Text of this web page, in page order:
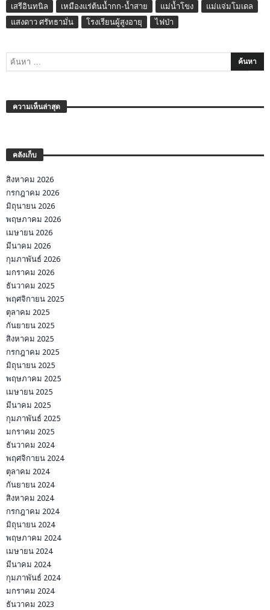
เสรีอินทนิล เหมืองแร่ต้นน้ำกก-น้ำสาย แม่น้ำโขง
แม่แจ่มโมเดล
แสงดาว ศรัทธามั่น
โรงเรียนผู้สูงอายุ ไฟป่า
ความเห็นล่าสุด
คลังเก็บ
สิงหาคม 2026
กรกฎาคม 2026
มิถุนายน 2026
พฤษภาคม 2026
เมษายน 2026
มีนาคม 2026
กุมภาพันธ์ 2026
มกราคม 2026
ธันวาคม 2025
พฤศจิกายน 2025
ตุลาคม 2025
กันยายน 2025
สิงหาคม 2025
กรกฎาคม 2025
มิถุนายน 2025
พฤษภาคม 2025
เมษายน 2025
มีนาคม 2025
กุมภาพันธ์ 2025
มกราคม 2025
ธันวาคม 2024
พฤศจิกายน 2024
ตุลาคม 2024
กันยายน 2024
สิงหาคม 2024
กรกฎาคม 2024
มิถุนายน 2024
พฤษภาคม 2024
เมษายน 2024
มีนาคม 2024
กุมภาพันธ์ 2024
มกราคม 2024
ธันวาคม 2023